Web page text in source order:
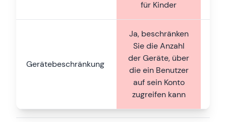
für Kinder
Gerätebeschränkung
Ja, beschränken
Sie die Anzahl
der Geräte, über
die ein Benutzer
auf sein Konto
zugreifen kann